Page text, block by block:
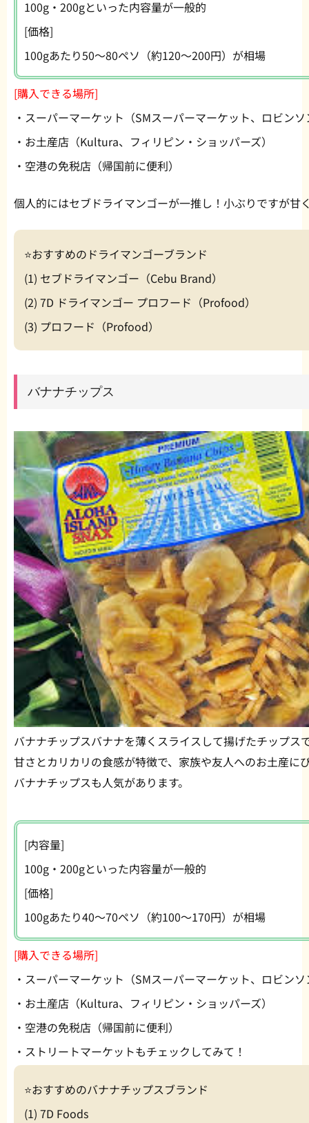
100g・200gといった内容量が一般的
[価格]
100gあたり50〜80ペソ（約120〜200円）が相場
[購入できる場所]
・スーパーマーケット（SMスーパーマーケット、ロビン
・お土産店（Kultura、フィリピン・ショッパーズ）
・空港の免税店（帰国前に便利）
個人的にはセブドライマンゴーが一推し！小ぶりですが甘
⭐️おすすめのドライマンゴーブランド
(1) セブドライマンゴー（Cebu Brand）
(2) 7D ドライマンゴー プロフード（Profood）
(3) プロフード（Profood）
バナナチップス
バナナチップスバナナを薄くスライスして揚げたチップス
甘さとカリカリの食感が特徴で、家族や友人へのお土産に
バナナチップスも人気があります。
[内容量]
100g・200gといった内容量が一般的
[価格]
100gあたり40〜70ペソ（約100〜170円）が相場
[購入できる場所]
・スーパーマーケット（SMスーパーマーケット、ロビン
・お土産店（Kultura、フィリピン・ショッパーズ）
・空港の免税店（帰国前に便利）
・ストリートマーケットもチェックしてみて！
⭐️おすすめのバナナチップスブランド
(1) 7D Foods